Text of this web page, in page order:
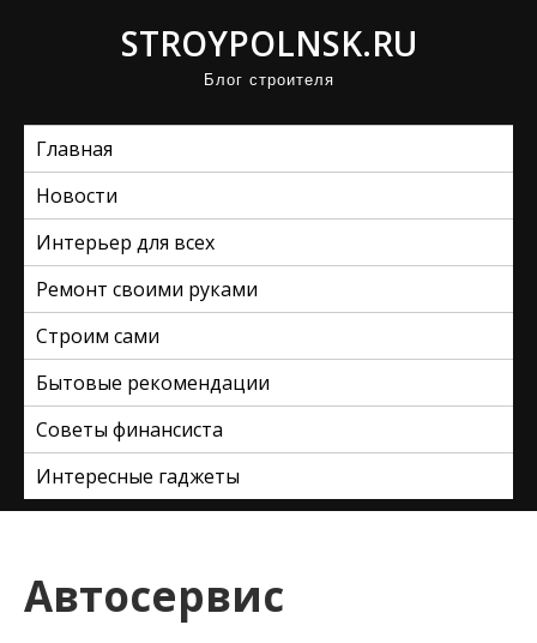
STROYPOLNSK.RU
Блог строителя
Главная
Новости
Интерьер для всех
Ремонт своими руками
Строим сами
Бытовые рекомендации
Советы финансиста
Интересные гаджеты
Автосервис